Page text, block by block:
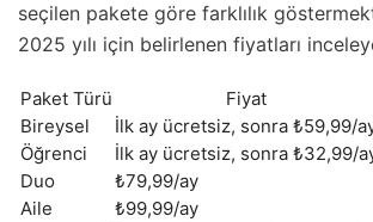
seçilen pakete göre farklılık
2025 yılı için belirlenen fiyatları
Paket Türü
Fiyat
Bireysel
İlk ay ücretsiz, sonra ₺59,99/
Öğrenci
İlk ay ücretsiz, sonra ₺32,99/
Duo
₺79,99/ay
Aile
₺99,99/ay